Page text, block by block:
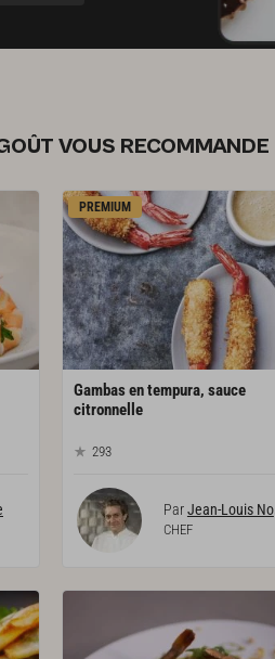
VOUS RECOMMANDE
PREMIUM
Gambas en tempura, sauce
citronnelle
293
ParJean-Louis Nomicos
CHEF